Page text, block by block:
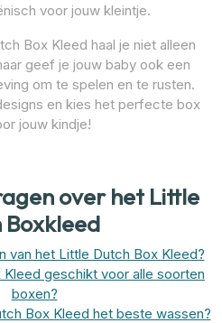
voor jouw kleintje.
Box Kleed haal je niet alleen
geef je jouw baby ook een
om te spelen en te rusten.
en kies het perfecte box
jouw kindje!
over het Little
Boxkleed
van het Little Dutch Box Kleed?
geschikt voor alle soorten
boxen?
Box Kleed het beste wassen?